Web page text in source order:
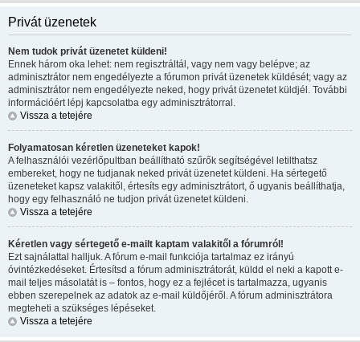
Privát üzenetek
Nem tudok privát üzenetet küldeni!
Ennek három oka lehet: nem regisztráltál, vagy nem vagy belépve; az
adminisztrátor nem engedélyezte a fórumon privát üzenetek küldését; vagy az
adminisztrátor nem engedélyezte neked, hogy privát üzenetet küldjél. További
információért lépj kapcsolatba egy adminisztrátorral.
Vissza a tetejére
Folyamatosan kéretlen üzeneteket kapok!
A felhasználói vezérlőpultban beállítható szűrők segítségével letilthatsz
embereket, hogy ne tudjanak neked privát üzenetet küldeni. Ha sértegető
üzeneteket kapsz valakitől, értesíts egy adminisztrátort, ő ugyanis beállíthatja,
hogy egy felhasználó ne tudjon privát üzenetet küldeni.
Vissza a tetejére
Kéretlen vagy sértegető e-mailt kaptam valakitől a fórumról!
Ezt sajnálattal halljuk. A fórum e-mail funkciója tartalmaz ez irányú
óvintézkedéseket. Értesítsd a fórum adminisztrátorát, küldd el neki a kapott e-
mail teljes másolatát is – fontos, hogy ez a fejlécet is tartalmazza, ugyanis
ebben szerepelnek az adatok az e-mail küldőjéről. A fórum adminisztrátora
megteheti a szükséges lépéseket.
Vissza a tetejére